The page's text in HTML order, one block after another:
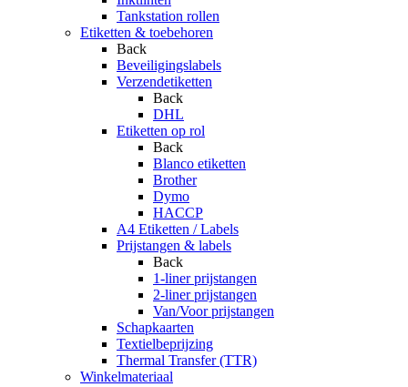
Tankstation rollen
Etiketten & toebehoren
Back
Beveiligingslabels
Verzendetiketten
Back
DHL
Etiketten op rol
Back
Blanco etiketten
Brother
Dymo
HACCP
A4 Etiketten / Labels
Prijstangen & labels
Back
1-liner prijstangen
2-liner prijstangen
Van/Voor prijstangen
Schapkaarten
Textielbeprijzing
Thermal Transfer (TTR)
Winkelmateriaal